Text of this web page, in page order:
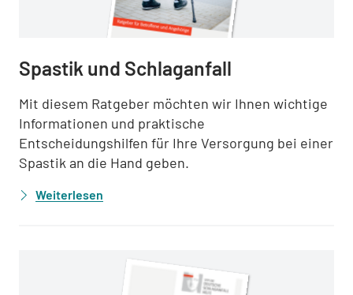
Spastik und Schlaganfall
Mit diesem Ratgeber möchten wir Ihnen wichtige
Informationen und praktische
Entscheidungshilfen für Ihre Versorgung bei einer
Spastik an die Hand geben.
Weiterlesen